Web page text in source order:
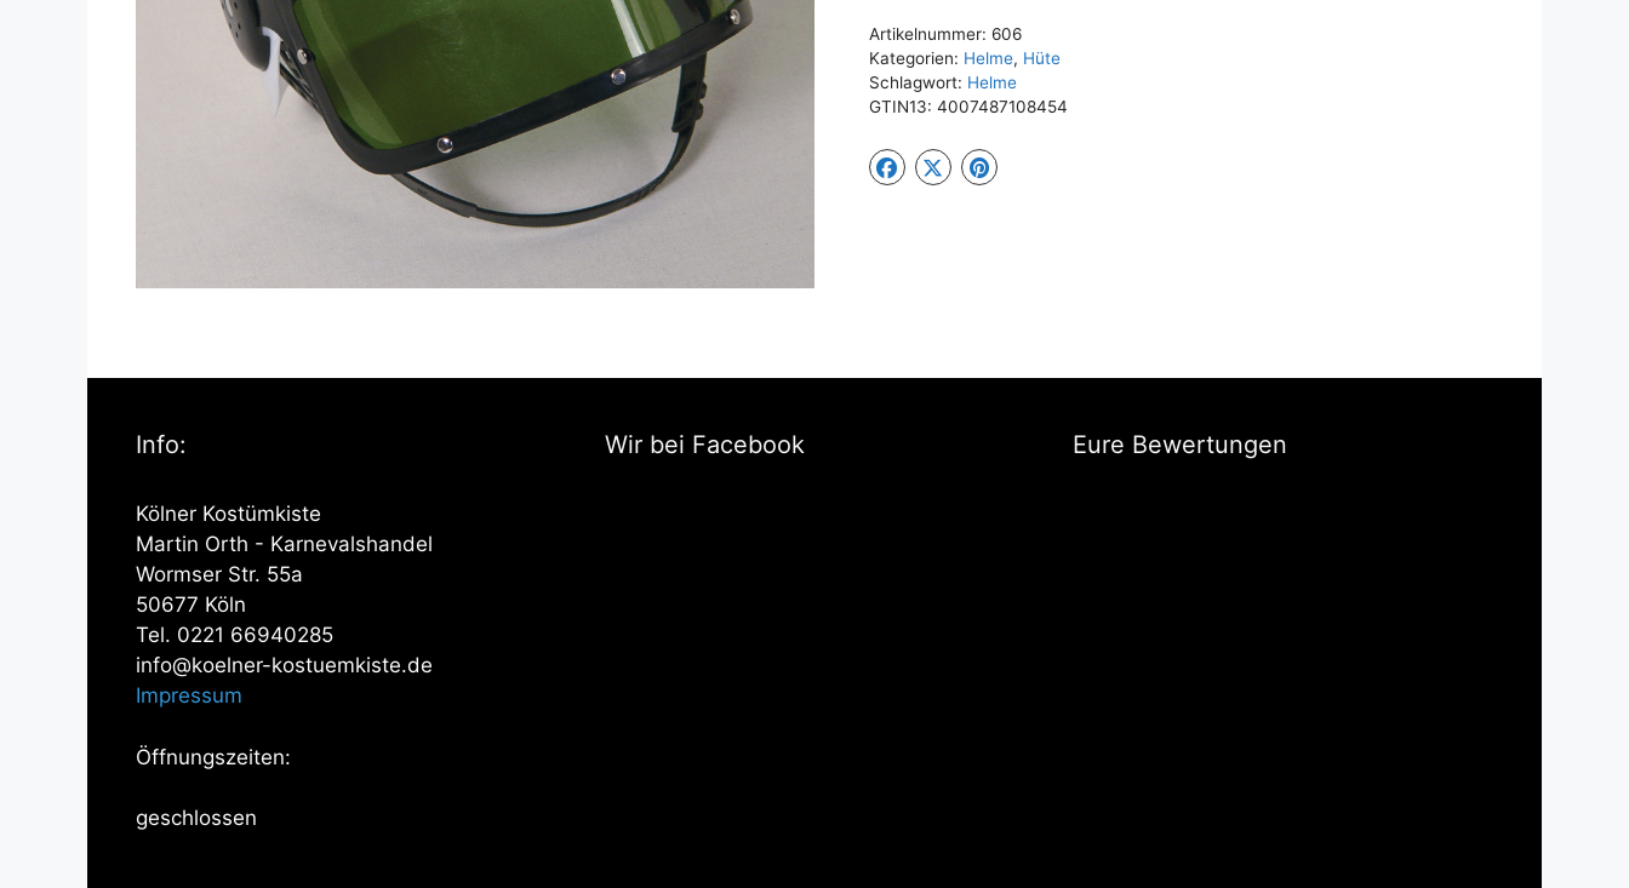
Artikelnummer: 606
Kategorien: Helme, Hüte
Schlagwort: Helme
GTIN13: 4007487108454
Info:
Kölner Kostümkiste
Martin Orth - Karnevalshandel
Wormser Str. 55a
50677 Köln
Tel. 0221 66940285
info@koelner-kostuemkiste.de
Impressum
Öffnungszeiten:
geschlossen
Wir bei Facebook Eure Bewertungen